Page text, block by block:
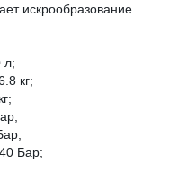
искрообразование.
л;
кг;
Бар;